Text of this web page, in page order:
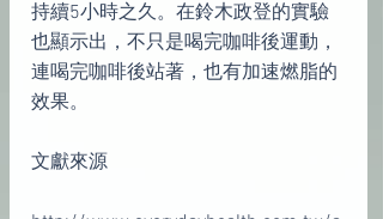
持續5小時之久。在鈴木政登的實驗
也顯示出，不只是喝完咖啡後運動，
連喝完咖啡後站著，也有加速燃脂的
效果。
文獻來源